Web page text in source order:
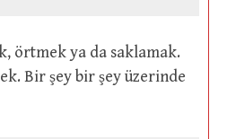
Bir şey bir şey üzerinde